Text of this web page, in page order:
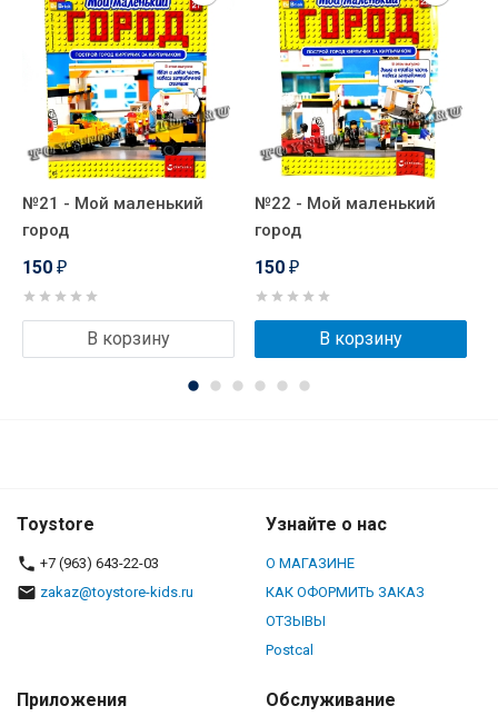
№21 - Мой маленький
город
150 ₽
В корзину
№22 - Мой маленький
город
150 ₽
В корзину
Toystore
+7 (963) 643-22-03
zakaz@toystore-kids.ru
Узнайте о нас
О МАГАЗИНЕ
КАК ОФОРМИТЬ ЗАКАЗ
ОТЗЫВЫ
Postcal
Приложения Обслуживание